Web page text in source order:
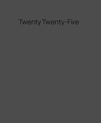
Twenty Twenty-Five